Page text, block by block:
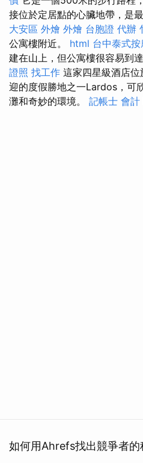
接位於定居點的心臟地帶，是
大安區 外燴 外燴 台胞證 代辦
公寓樓附近。 html 台中泰式
建在山上，但公寓樓很容易到達
證照 找工作 這家四星級酒店
迎的度假勝地之一Lardos，可
灘和奇妙的環境。 記帳士 會計
如何用Ahrefs找出競爭者